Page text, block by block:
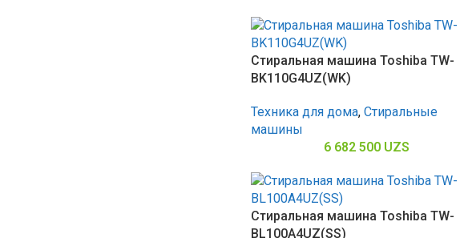
Стиральная машина Toshiba TW-
BK110G4UZ(WK)
Техника для дома, Стиральные
машины
6 682 500 UZS
Стиральная машина Toshiba TW-
BL100A4UZ(SS)